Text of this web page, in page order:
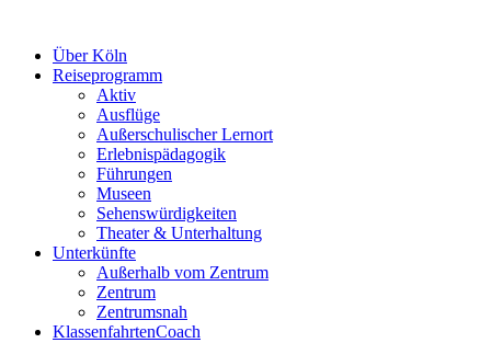
springenÜber Köln
Reiseprogramm
Aktiv
Ausflüge
Außerschulischer Lernort
Erlebnispädagogik
Führungen
Museen
Sehenswürdigkeiten
Theater & Unterhaltung
Unterkünfte
Außerhalb vom Zentrum
Zentrum
Zentrumsnah
KlassenfahrtenCoach